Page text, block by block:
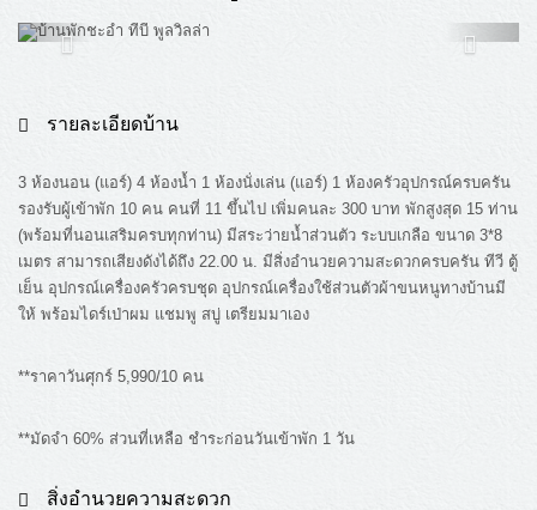
รายละเอียดบ้าน
3 ห้องนอน (แอร์) 4 ห้องน้ำ 1 ห้องนั่งเล่น (แอร์) 1 ห้องครัวอุปกรณ์ครบครัน
รองรับผู้เข้าพัก 10 คน คนที่ 11 ขึ้นไป เพิ่มคนละ 300 บาท พักสูงสุด 15 ท่าน
(พร้อมที่นอนเสริมครบทุกท่าน) มีสระว่ายน้ำส่วนตัว ระบบเกลือ ขนาด 3*8
เมตร สามารถเสียงดังได้ถึง 22.00 น. มีสิ่งอำนวยความสะดวกครบครัน ทีวี ตู้
เย็น อุปกรณ์เครื่องครัวครบชุด อุปกรณ์เครื่องใช้ส่วนตัวผ้าขนหนูทางบ้านมี
ให้ พร้อมไดร์เป่าผม แชมพู สบู่ เตรียมมาเอง
**ราคาวันศุกร์ 5,990/10 คน
**มัดจำ 60% ส่วนที่เหลือ ชำระก่อนวันเข้าพัก 1 วัน
สิ่งอำนวยความสะดวก